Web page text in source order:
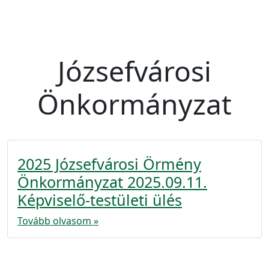
Józsefvárosi
Önkormányzat
2025 Józsefvárosi Örmény
Önkormányzat 2025.09.11.
Képviselő-testületi ülés
Tovább olvasom »